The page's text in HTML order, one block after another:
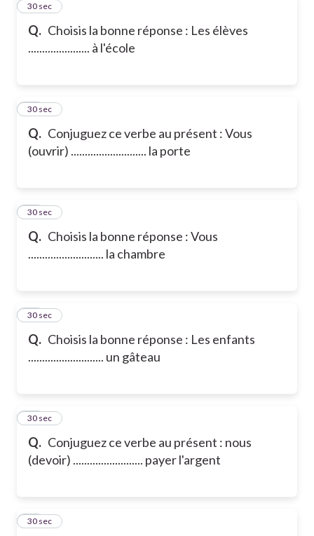
Q. Choisis la bonne réponse : Les élèves
...................... à l'école
11
30 sec
Q. Conjuguez ce verbe au présent : Vous
(ouvrir) ........................... la porte
12
30 sec
Q. Choisis la bonne réponse : Vous
........................... la chambre
13
30 sec
Q. Choisis la bonne réponse : Les enfants
........................... un gâteau
14
30 sec
Q. Conjuguez ce verbe au présent : nous
(devoir) ......................... payer l'argent
15
30 sec
16
30 sec